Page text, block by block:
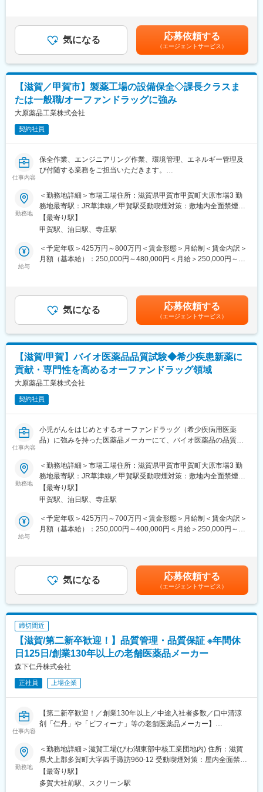
年始休暇や慶弔特別休暇も整備されています。
■特徴・魅力：
◎東証プライム上場・日本精化株式会社グループの安定基盤。創
業70年以上にわたり、洗浄・殺菌・消毒分野で高い実績を築いて
います。
◎学校や病院、官公庁など社会インフラを支える製品を製造して
おり、景気の影響を受けにくい安定事業です。
◎日勤のみ・土日祝休み・空調完備・残業少なめと、製造職の中
でも働きやすい環境が整っています。昇給年1回、賞与年2回、退
変更の範囲：会社の定める業務
・洗浄剤や石鹸液の調合作業
＜充填＞
・調合後の製品の充填、ラベル貼付、箱詰め作業
・製造設備の洗浄、点検作業
入社後は原料の計量や機械操作、品質確認など基礎業務からスタ
ートし、先輩社員のサポートを受けながら徐々に担当領域を広げ
ていただきます。未経験入社の社員も多数活躍しています。
■環境：
20代～30代の若手社員が多く活躍しており、異業種からの転職者
や製造未経験者も多数在籍しています。先輩社員が丁寧に指導す
る育成体制が整っているため、工場勤務が初めての方でも安心し
協力しながら生産を進めるチームワーク重視の職場で、分からな
いことも相談しやすい環境です。
■働き方：
活リズムを安定させながら働くことができます。
・また、空調完備の工場で快適に勤務できるほか、残業も比較的
■特徴・魅力：
◎東証プライム上場・日本精化株式会社グループの安定基盤。創
業70年以上にわたり、洗浄・殺菌・消毒分野で高い実績を築いて
います。
◎学校や病院、官公庁など社会インフラを支える製品を製造して
おり、景気の影響を受けにくい安定事業です。
◎日勤のみ・土日祝休み・空調完備・残業少なめと、製造職の中
でも働きやすい環境が整っています。昇給年1回、賞与年2回、退
職金制度や企業年金制度など福利厚生も充実しています。
気になる 応募依頼する
（エージェントサービス）
【滋賀／甲賀市】製薬工場の設備保全◇課長クラスま
たは一般職/オーファンドラッグに強み
大原薬品工業株式会社
契約社員
仕事内容
保全作業、エンジニアリング作業、環境管理、エネルギー管理及
び付随する業務をご担当いただきます。
■具体的には：
・製造設備、製造支援設備（ユーティリティ）保全作業
・構造設備における防虫防鼠/環境/安全衛生
・担当工場 防火/防災/保安管理
・担当工場 廃水/排気/廃棄物管理
・一般環境整備（美化）
・有害物質使用特定施設の定期点検
■雇用形態について：
判断基準：契約期間満了時の業務量及び業務の進捗状況、勤務成
績、会社の経営状況を勘案して判断します。
更新上限：無し、更新時期は毎年4月
※勤務態度などに問題がなければ更新していき、無期雇用への切り
替えは5年経過で希望に基づきあり
※正社員への登用は基準をクリアしていただき次第あり
■同社の特徴：
小児がんをはじめとするオーファンドラッグ（希少疾病用医薬
品）事業と、高齢化社会に貢献するジェネリック医薬品事業の2軸
せる社会がいいな」といった誰もが願うことを実現する社会づく
りに貢献したいと考えています。
変更の範囲：会社の定める業務
勤務地
＜勤務地詳細＞市場工場住所：滋賀県甲賀市甲賀町大原市場3 勤
務地最寄駅：JR草津線／甲賀駅受動喫煙対策：敷地内全面禁煙変
更の範囲：会社の定める事業所
【最寄り駅】
甲賀駅、油日駅、寺庄駅
給与
＜予定年収＞425万円～800万円＜賃金形態＞月給制＜賃金内訳＞
月額（基本給）：250,000円～480,000円＜月給＞250,000円～
当なし賃金はあくまでも目安の金額であり、選考を通じて上下す
る可能性があります。月給(月額)は固定手当を含めた表記です。
気になる 応募依頼する
（エージェントサービス）
【滋賀/甲賀】バイオ医薬品品質試験◆希少疾患新薬に
貢献・専門性を高めるオーファンドラッグ領域
大原薬品工業株式会社
契約社員
仕事内容
小児がんをはじめとするオーファンドラッグ（希少疾病用医薬
品）に強みを持った医薬品メーカーにて、バイオ医薬品の品質試
■業務詳細：
・細胞培養業務（無菌操作、継代、凍結保存、細胞状態管理）
・ELISA、cell-based assay等を用いた各種試験：標的結合親和
性・CDC活性・ADCC活性など
・抗体医薬に関する特性解析
・生物活性試験の分析法バリデーション／分析法移管
・安定性試験
・各種試験結果レポートの作成
バイオ医薬品の品質試験内製化に伴う経験者補強
■同社の特徴：
・小児がんをはじめとするオーファンドラッグ（希少疾病用医薬
品）事業と、高齢化社会に貢献するジェネリック医薬品事業の2軸
せる社会がいいな」といった誰もが願うことを実現する社会づく
■雇用形態について：
原則有期雇用での採用
契約更新: 有り
判断基準: 契約期間満了時の業務量及び業務の進捗状況、勤務成
績、会社の経営状況を勘案して判断します。
更新上限: 無し更新時期は毎年4月。
勤務地
＜勤務地詳細＞市場工場住所：滋賀県甲賀市甲賀町大原市場3 勤
務地最寄駅：JR草津線／甲賀駅受動喫煙対策：敷地内全面禁煙変
更の範囲：会社の定める事業所
【最寄り駅】
甲賀駅、油日駅、寺庄駅
給与
＜予定年収＞425万円～700万円＜賃金形態＞月給制＜賃金内訳＞
月額（基本給）：250,000円～400,000円＜月給＞250,000円～
月支給( 昨年実績： 4.5ヶ月 )）、業績賞与1回（3月支給。業績に
より支給有無は変動）■定期昇給：4月賃金はあくまでも目安の金
額であり、選考を通じて上下する可能性があります。月給(月額)は
固定手当を含めた表記です。
気になる 応募依頼する
（エージェントサービス）
締切間近
【滋賀/第二新卒歓迎！】品質管理・品質保証 ※年間休
日125日/創業130年以上の老舗医薬品メーカー
森下仁丹株式会社
正社員 上場企業
仕事内容
【第二新卒歓迎！／創業130年以上／中途入社者多数／口中清涼
剤「仁丹」や「ビフィーナ」等の老舗医薬品メーカー】
同社は創業130年以上の歴史を誇る老舗医薬品メーカーです。同
社の医薬品・健康食品の品質管理担当者として、以下業務をお任
せ致します。
＜具体的には…＞
・医薬品有効成分定量等、理化学試験
勤務地
＜勤務地詳細＞滋賀工場(びわ湖東部中核工業団地内) 住所：滋賀
県犬上郡多賀町大字四手諏訪960-12 受動喫煙対策：屋内全面禁煙
変更の範囲：会社の定める事業所
【最寄り駅】
多賀大社前駅、スクリーン駅